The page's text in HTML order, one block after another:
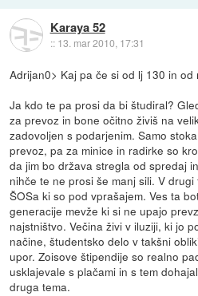
Karaya 52
:: 13. mar 2010, 17:31
Adrijan0> Kaj pa če si od lj 130 in od
Ja kdo te pa prosi da bi študiral?
za prevoz in bone očitno živiš na
zadovoljen s podarjenim. Samo
prevoz, pa za minice in radirke so
da jim bo država stregla od spredaj
nihče te ne prosi še manj sili. V
ŠOSa ki so pod vprašajem. Ves ta
generacije mevže ki si ne upajo
najstništvo. Večina živi v iluziji, ki jo
načine, študentsko delo v takšni
upor. Zoisove štipendije so realno
usklajevale s plačami in s tem
druga tema.